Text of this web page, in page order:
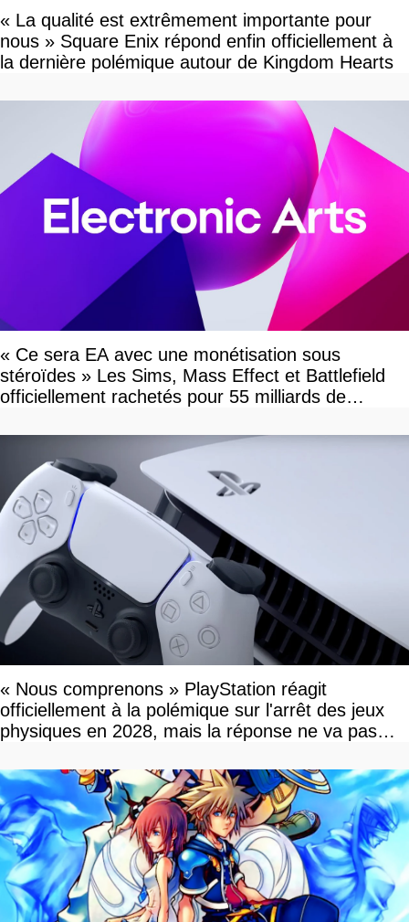
« La qualité est extrêmement importante pour
nous » Square Enix répond enfin officiellement à
la dernière polémique autour de Kingdom Hearts
« Ce sera EA avec une monétisation sous
stéroïdes » Les Sims, Mass Effect et Battlefield
officiellement rachetés pour 55 milliards de
« Nous comprenons » PlayStation réagit
officiellement à la polémique sur l'arrêt des jeux
physiques en 2028, mais la réponse ne va pas